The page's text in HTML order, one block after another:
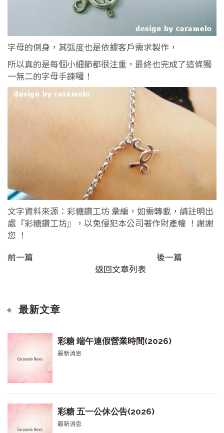
字母的側身，其弧度也是依據客戶需求製作，
所以真的是每個小細節都很注重，最終也完成了這條獨
一無二的字母手鍊囉！
文字資料來源：彩糖鑽工坊 彙編，如需轉載，請註明出
處『彩糖鑽工坊』，以免侵犯本公司著作財產權 ！謝謝
您 ！
前一篇
後一篇
返回文章列表
最新文章
彩糖 端午連假營業時間(2026)
最新消息
彩糖 五一公休公告(2026)
最新消息